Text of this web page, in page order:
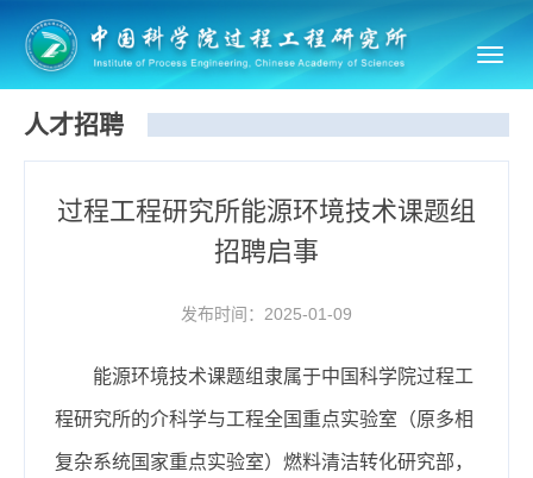
人才招聘
过程工程研究所能源环境技术课题组
招聘启事
发布时间：2025-01-09
能源环境技术课题组隶属于中国科学院过程工
程研究所的介科学与工程全国重点实验室（原多相
复杂系统国家重点实验室）燃料清洁转化研究部，